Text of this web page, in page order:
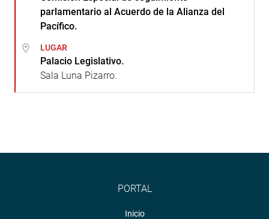
parlamentario al Acuerdo de la Alianza del
Pacífico.
LUGAR
Palacio Legislativo.
Sala Luna Pizarro.
PORTAL
Inicio